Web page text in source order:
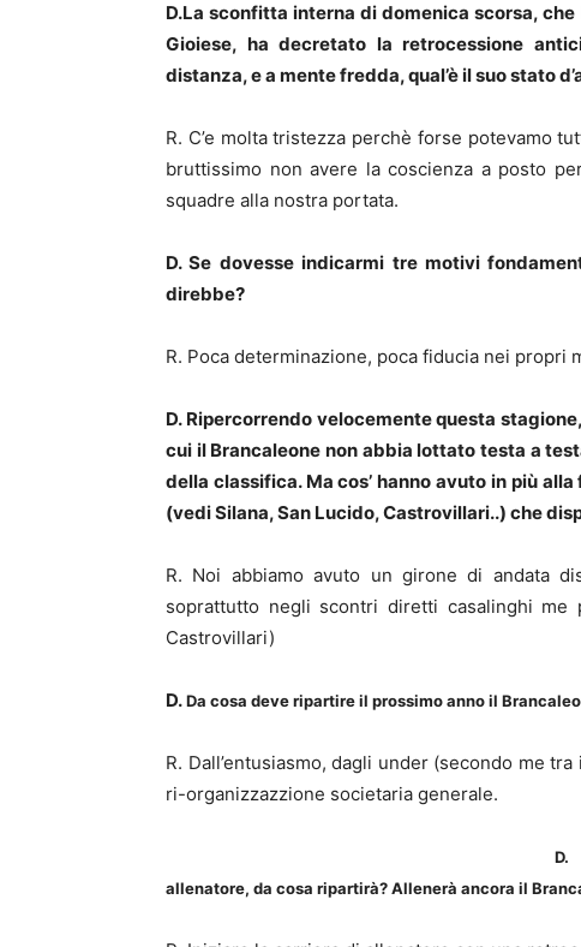
D.La sconfitta interna di domenica scorsa,
Gioiese, ha decretato la retrocessione
distanza, e a mente fredda, qual’è il suo stato
R. C’e molta tristezza perchè forse potevamo
bruttissimo non avere la coscienza a posto
squadre alla nostra portata.
D. Se dovesse indicarmi tre motivi
direbbe?
R. Poca determinazione, poca fiducia nei propri
D. Ripercorrendo velocemente questa
cui il Brancaleone non abbia lottato testa a
della classifica. Ma cos’ hanno avuto in più
(vedi Silana, San Lucido, Castrovillari..) che
R. Noi abbiamo avuto un girone di andata
soprattutto negli scontri diretti casalinghi me
Castrovillari)
D.Da cosa deve ripartire il prossimo anno il
R. Dall’entusiasmo, dagli under (secondo me
ri-organizzazzione societaria generale.
D.
allenatore, da cosa ripartirà? Allenerà ancora il